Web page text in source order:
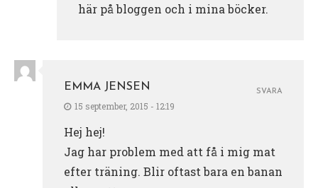
här på bloggen och i mina böcker.
EMMA JENSEN
15 september, 2015 - 12:19
Hej hej!
Jag har problem med att få i mig mat
efter träning. Blir oftast bara en banan
SVARA